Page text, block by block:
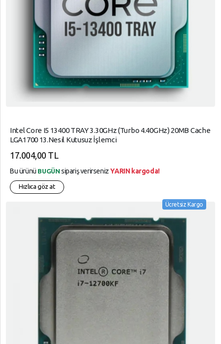
Intel Core I5 13400 TRAY 3.30GHz (Turbo 4.40GHz) 20MB Cache
LGA1700 13.Nesil Kutusuz İşlemci
17.004,00 TL
Bu ürünü BUGÜN sipariş verirsenizYARIN kargoda!
Hızlıca göz at
Ücretsiz Kargo